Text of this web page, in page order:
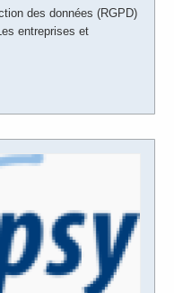
des données (RGPD)
entreprises et